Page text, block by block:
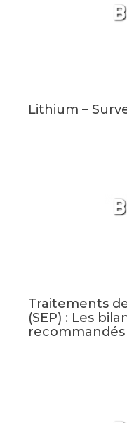
Lithium –
Traitements
(SEP) : Les
recommandés